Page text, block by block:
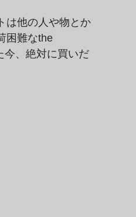
は他の人や物とか
困難なthe
今、絶対に買いだ